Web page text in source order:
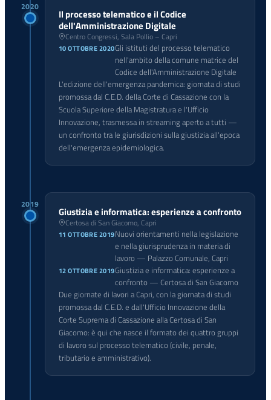
2020
Il processo telematico e il Codice
dell'Amministrazione Digitale
Centro Congressi, Sala Pollio – Capri
10 OTTOBRE 2020Gli istituti del processo telematico
nell'ambito della comune matrice del
Codice dell'Amministrazione Digitale
L'edizione dell'emergenza pandemica: giornata di studi
promossa dal C.E.D. della Corte di Cassazione con la
Scuola Superiore della Magistratura e l'Ufficio
Innovazione, trasmessa in streaming aperto a tutti —
un confronto tra le giurisdizioni sulla giustizia all'epoca
dell'emergenza epidemiologica.
2019
Giustizia e informatica: esperienze a confronto
Certosa di San Giacomo, Capri
11 OTTOBRE 2019Nuovi orientamenti nella legislazione
e nella giurisprudenza in materia di
lavoro — Palazzo Comunale, Capri
12 OTTOBRE 2019Giustizia e informatica: esperienze a
confronto — Certosa di San Giacomo
Due giornate di lavori a Capri, con la giornata di studi
promossa dal C.E.D. e dall'Ufficio Innovazione della
Corte Suprema di Cassazione alla Certosa di San
Giacomo: è qui che nasce il formato dei quattro gruppi
di lavoro sul processo telematico (civile, penale,
tributario e amministrativo).